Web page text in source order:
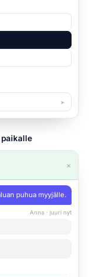
➤
paikalle
×
puhua myyjälle.
Anna · juuri nyt